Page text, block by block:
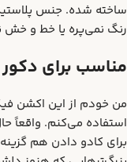
ساخته شده. جنس
رنگ نمی‌پره یا خط و خش
مناسب برای
من خودم از این اکشن
استفاده می‌کنم. واقعاً
برای کادو دادن هم گزینه